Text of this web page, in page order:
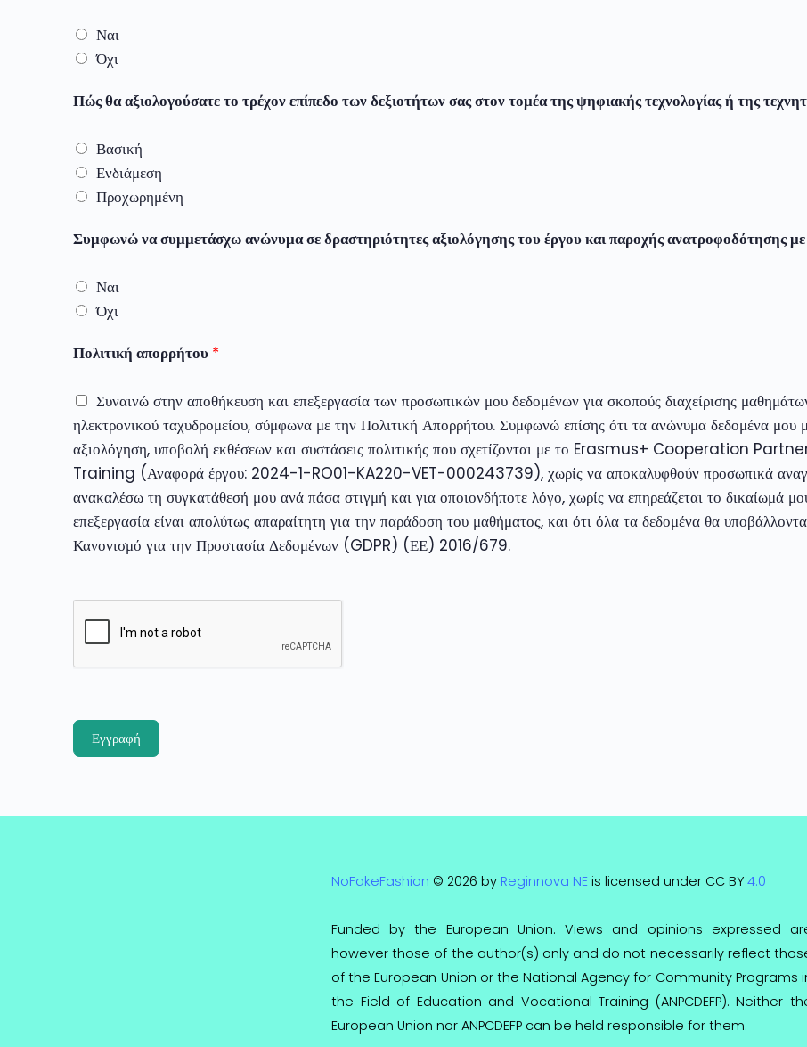
Ναι
Όχι
u
r
r
n
l
y
o
w
o
r
k
i
n
g
Πώς θα αξιολογούσατε το τρέχον επίπεδο των δεξιοτήτων σας στον τομέα της ψηφιακής τεχνολογίας ή της
Βασική
Ενδιάμεση
Προχωρημένη
Συμφωνώ να συμμετάσχω ανώνυμα σε δραστηριότητες αξιολόγησης του έργου και παροχής ανατροφοδότησης
Ναι
Όχι
Πολιτική απορρήτου *
Συναινώ στην αποθήκευση και επεξεργασία των προσωπικών μου δεδομένων για σκοπούς διαχείρισης
ηλεκτρονικού ταχυδρομείου, σύμφωνα με την Πολιτική Απορρήτου. Συμφωνώ επίσης ότι τα ανώνυμα δεδομένα
αξιολόγηση, υποβολή εκθέσεων και συστάσεις πολιτικής που σχετίζονται με το Erasmus+ Cooperation
Training (Αναφορά έργου: 2024-1-RO01-KA220-VET-000243739), χωρίς να αποκαλυφθούν προσωπικά
ανακαλέσω τη συγκατάθεσή μου ανά πάσα στιγμή και για οποιονδήποτε λόγο, χωρίς να επηρεάζεται το δικαίωμά
επεξεργασία είναι απολύτως απαραίτητη για την παράδοση του μαθήματος, και ότι όλα τα δεδομένα θα
Κανονισμό για την Προστασία Δεδομένων (GDPR) (ΕΕ) 2016/679.
Εγγραφή
NoFakeFashion © 2026 by Reginnova NE is licensed under CC BY 4.0
Funded by the European Union. Views and opinions expressed
however those of the author(s) only and do not necessarily reflect
of the European Union or the National Agency for Community Programs
the Field of Education and Vocational Training (ANPCDEFP). Neither
European Union nor ANPCDEFP can be held responsible for them.